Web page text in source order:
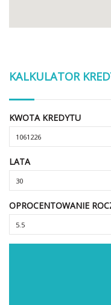
KALKULATOR
KWOTA KREDYTU
LATA
OPROCENTOWANIE